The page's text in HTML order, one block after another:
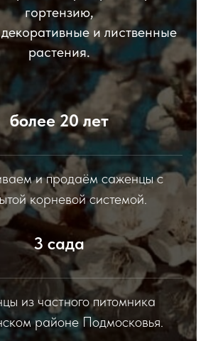
гортензию,
и лиственные
растения.
более 20 лет
и продаём саженцы с
корневой системой.
3 сада
из частного питомника
районе Подмосковья.